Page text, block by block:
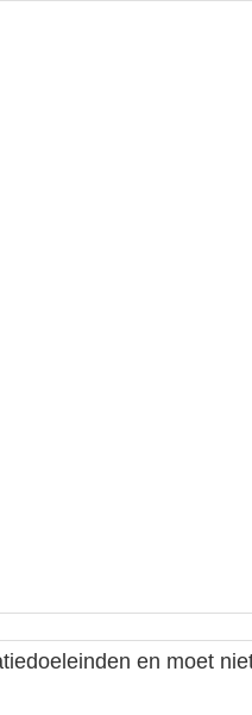
en moet